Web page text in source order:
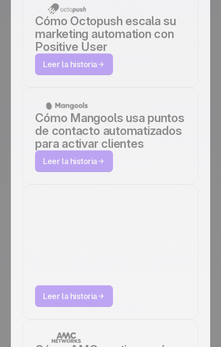
Cómo Octopush escala su
marketing automation con
Positive User
Leer la historia
Cómo Mangools usa puntos
de contacto automatizados
para activar clientes
Leer la historia
Leer la historia